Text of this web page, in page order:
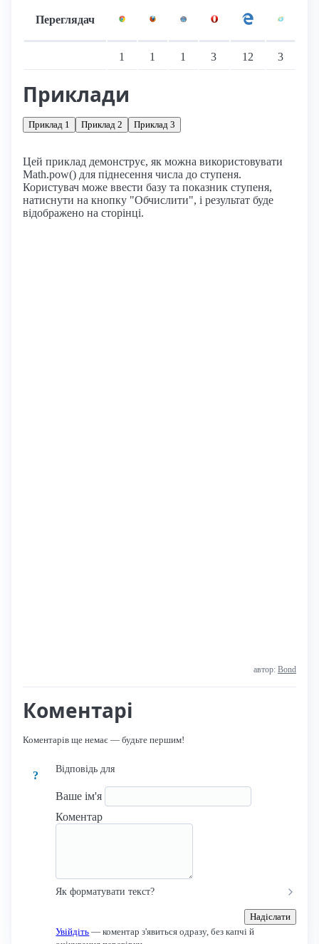
Переглядач
1 1 1 3 12 3
Приклади
Приклад 1 Приклад 2 Приклад 3
Цей приклад демонструє, як можна використовувати
Math.pow() для піднесення числа до ступеня.
Користувач може ввести базу та показник ступеня,
натиснути на кнопку "Обчислити", і результат буде
відображено на сторінці.
автор: Bond
Коментарі
Коментарів ще немає — будьте першим!
?
Відповідь для
Ваше ім'я
Коментар
Як форматувати текст?
Надіслати
Увійдіть — коментар з'явиться одразу, без капчі й